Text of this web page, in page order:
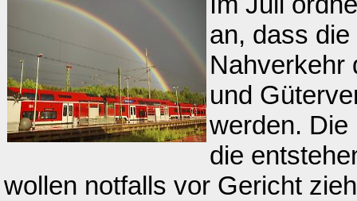
an, dass
Nahverkehr
und
werden. Die
die
wollen notfalls vor Gericht